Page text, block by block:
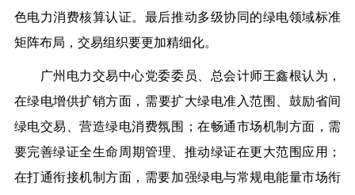
色电力消费核算认证。最后推动多级协同的绿电领域标准
矩阵布局，交易组织要更加精细化。
广州电力交易中心党委委员、总会计师王鑫根认为，
在绿电增供扩销方面，需要扩大绿电准入范围、鼓励省间
绿电交易、营造绿电消费氛围；在畅通市场机制方面，需
要完善绿证全生命周期管理、推动绿证在更大范围应用；
在打通衔接机制方面，需要加强绿电与常规电能量市场衔